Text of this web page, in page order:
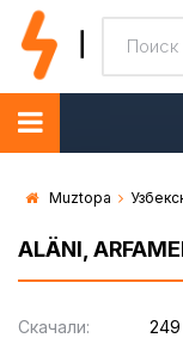
Muztopa
ALÄNI,
Скачали:
249